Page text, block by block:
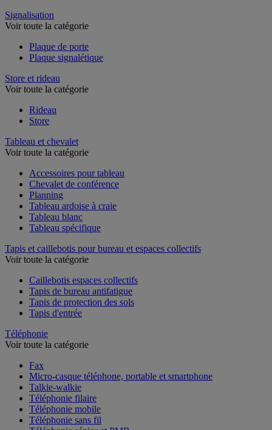
Signalisation
Voir toute la catégorie
Plaque de porte
Plaque signalétique
Store et rideau
Voir toute la catégorie
Rideau
Store
Tableau et chevalet
Voir toute la catégorie
Accessoires pour tableau
Chevalet de conférence
Planning
Tableau ardoise à craie
Tableau blanc
Tableau spécifique
Tapis et caillebotis pour bureau et espaces collectifs
Voir toute la catégorie
Caillebotis espaces collectifs
Tapis de bureau antifatigue
Tapis de protection des sols
Tapis d'entrée
Téléphonie
Voir toute la catégorie
Fax
Micro-casque téléphone, portable et smartphone
Talkie-walkie
Téléphonie filaire
Téléphonie mobile
Téléphonie sans fil